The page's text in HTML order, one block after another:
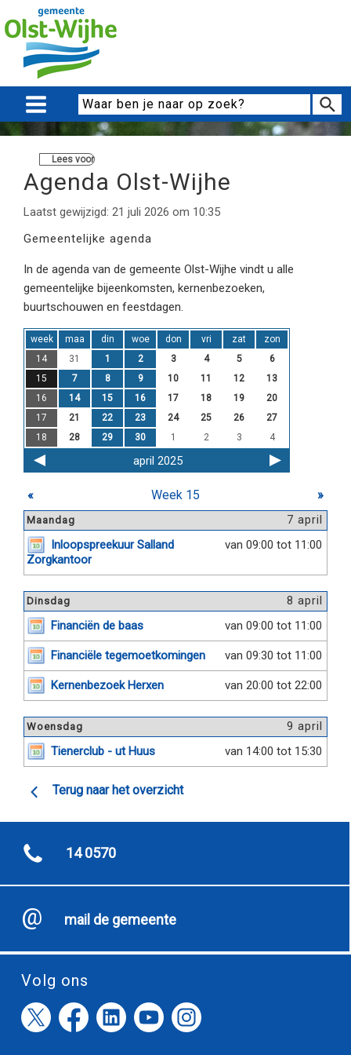
Lees voor
Agenda Olst-Wijhe
Laatst gewijzigd: 21 juli 2026 om 10:35
Gemeentelijke agenda
In de agenda van de gemeente Olst-Wijhe vindt u alle
gemeentelijke bijeenkomsten, kernenbezoeken,
buurtschouwen en feestdagen.
week maa din woe don vri zat
zon
14
31 1 2 3 4 5
6
15
7 8 9 10 11 12
13
16
14 15 16 17 18 19
20
17
21 22 23 24 25 26
27
18
28 29 30 1 2 3 4
april 2025
« Week 15 »
7 april
Maandag
van 09:00 tot 11:00
Inloopspreekuur Salland
Zorgkantoor
8 april
Dinsdag
van 09:00 tot 11:00
Financiën de baas
van 09:30 tot 11:00
Financiële tegemoetkomingen
van 20:00 tot 22:00
Kernenbezoek Herxen
9 april
Woensdag
van 14:00 tot 15:30
Tienerclub - ut Huus
Terug naar het overzicht
14 0570
mail de gemeente
Volg ons